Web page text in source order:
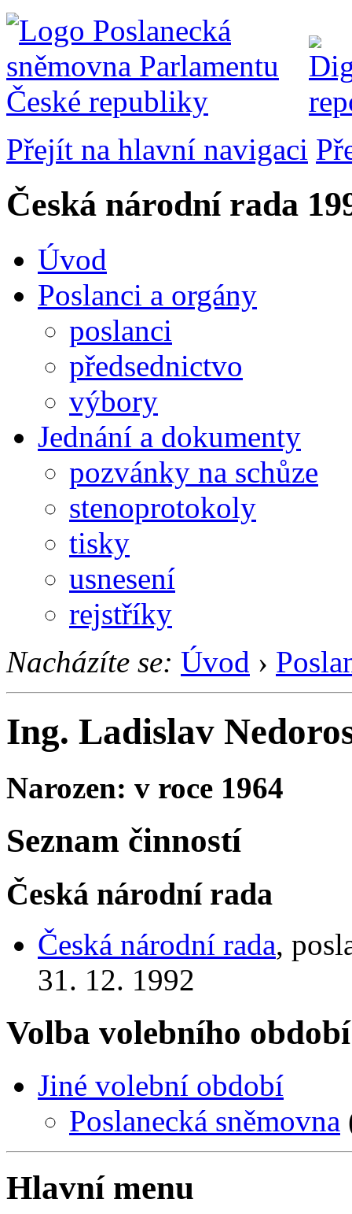
Přejít na hlavní navigaci
Česká národní rada
Úvod
Poslanci a orgány
poslanci
předsednictvo
výbory
Jednání a dokumenty
pozvánky na schůze
stenoprotokoly
tisky
usnesení
rejstříky
Nacházíte se: Úvod ›
Ing. Ladislav
Narozen: v roce 1964
Seznam činností
Česká národní rada
Česká národní rada,
31. 12. 1992
Volba volebního období
Jiné volební období
Poslanecká sněmovna
Hlavní menu